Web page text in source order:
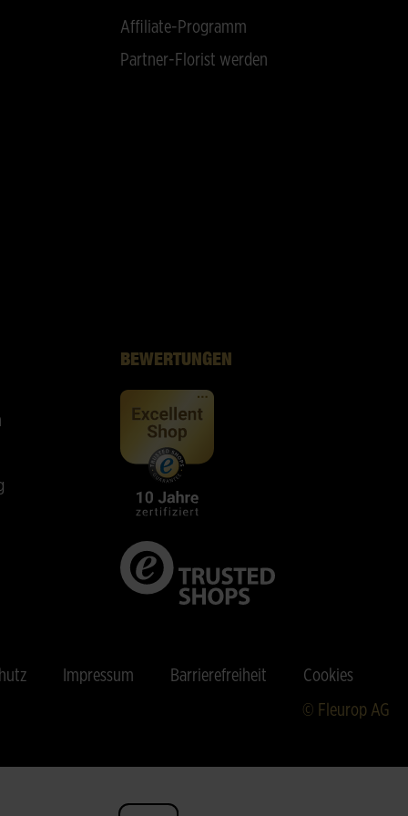
Affiliate-Programm
Partner-Florist werden
BEWERTUNGEN
Impressum Barrierefreiheit
Cookies
© Fleurop AG